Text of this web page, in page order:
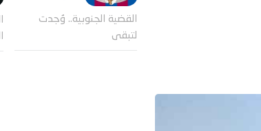
القضية الجنوبية.. وُجدت
لتبقى